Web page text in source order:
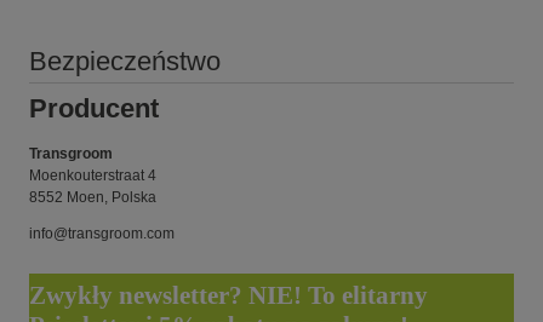
Bezpieczeństwo
Producent
Transgroom
Moenkouterstraat 4
8552 Moen, Polska
info@transgroom.com
Zwykły newsletter? NIE! To elitarny